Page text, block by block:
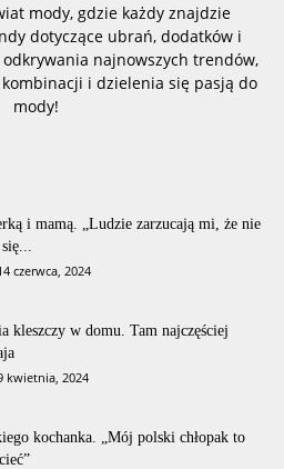
mody, gdzie każdy znajdzie
dotyczące ubrań, dodatków i
najnowszych trendów,
i dzielenia się pasją do
mody!
i mamą. „Ludzie zarzucają mi, że nie
czerwca, 2024
kleszczy w domu. Tam najczęściej
kwietnia, 2024
kochanka. „Mój polski chłopak to